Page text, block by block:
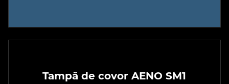
Tampă de covor AENO SM1